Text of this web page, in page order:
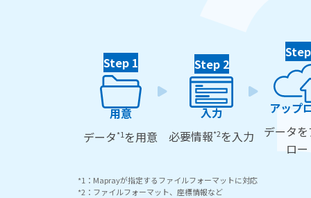
Step 1
用意
データ*1 を用意
Step 2
入力
必要情報*2を入力
アップ
データ
ロ
*1：Maprayが指定するファイルフォーマットに対応
*2：ファイルフォーマット、座標情報など